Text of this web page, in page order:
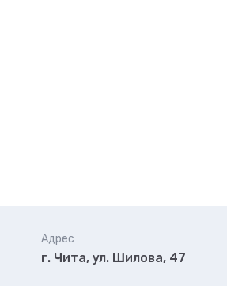
Адрес
г. Чита, ул. Шилова, 47